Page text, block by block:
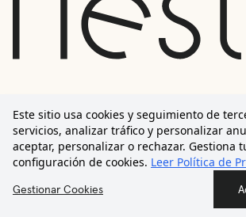
Este sitio usa cookies y seguimiento de
servicios, analizar tráfico y personalizar
aceptar, personalizar o rechazar. Gestiona
configuración de cookies. Leer Política de
Gestionar Cookies